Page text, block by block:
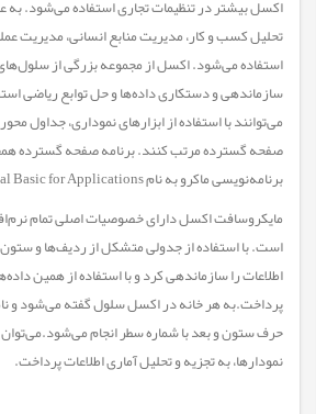
اکسل بیشتر در تنظیمات تجاری استفاده می‌شود. به
تحلیل کسب و کار، مدیریت منابع انسانی، مدیریت
استفاده می‌شود. اکسل از مجموعه بزرگی از
سازماندهی و دستکاری داده‌ها و حل توابع ریاضی
می‌توانند با استفاده از ابزار‌های نموداری، جداول
صفحه گسترده مرتب کنند. برنامه صفحه گسترده
برنامه‌نویسی ماکرو به نام Visual Basic for Applications است.
مایکروسافت اکسل دارای خصوصیات اصلی تمام
است. با استفاده از جدولی متشکل از ردیف‌ها و
اطلاعات را سازماندهی کرد و با استفاده از همین
پرداخت.به هر خانه در اکسل سلول گفته می‌شود و
حرف ستون و بعد با شماره سطر انجام می‌شود.می‌توان
نمودارها، به تجزیه و تحلیل آماری اطلاعات پرداخت.